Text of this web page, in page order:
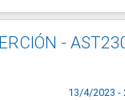
-
13/4/2023 -